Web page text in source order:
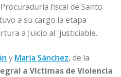
fiscal de Santo
a su cargo la etapa
a Juicio al justiciable.
y María Sánchez, de la
a Víctimas de Violencia